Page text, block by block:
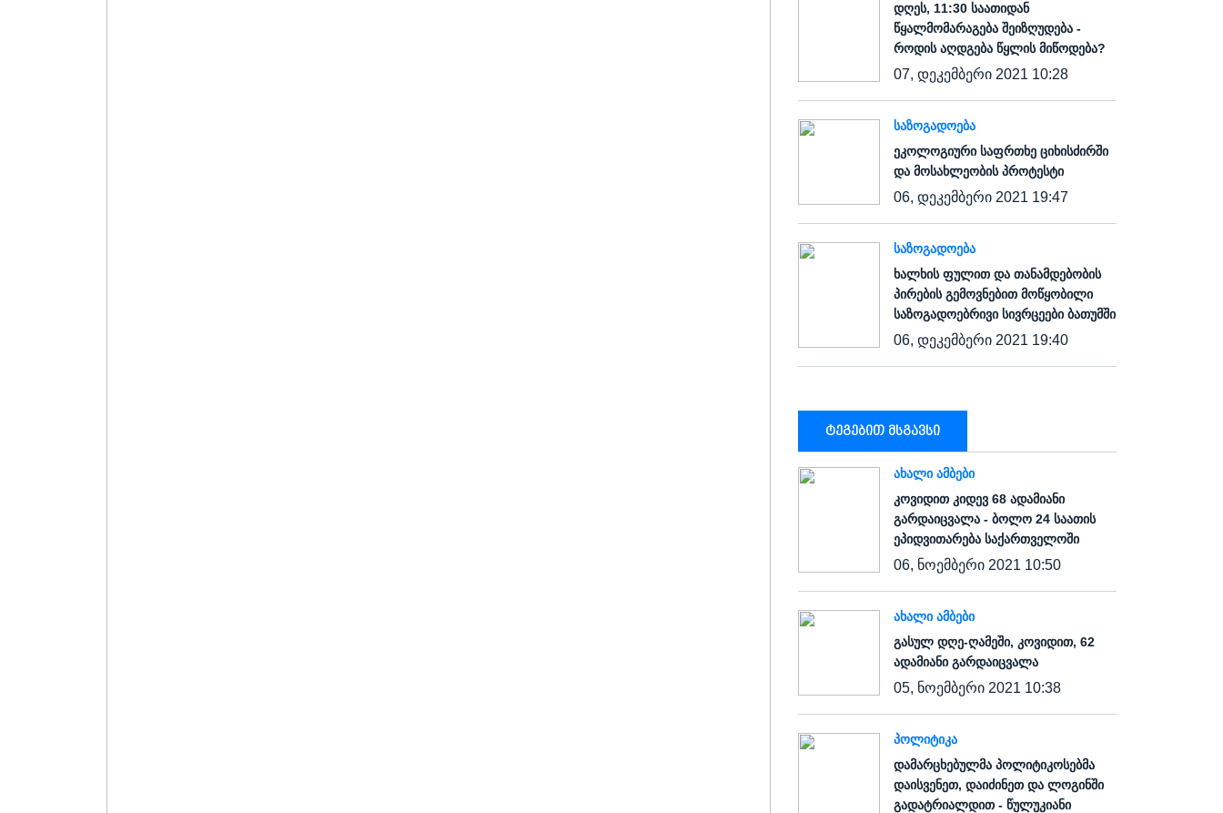
დღეს, 11:30 საათიდან
წყალმომარაგება შეიზღუდება -
როდის აღდგება წყლის მიწოდება?
07, დეკემბერი 2021 10:28
ᲡᲐᲖᲝᲒᲐᲓᲝᲔᲑᲐ
ეკოლოგიური საფრთხე ციხისძირში
და მოსახლეობის პროტესტი
06, დეკემბერი 2021 19:47
ᲡᲐᲖᲝᲒᲐᲓᲝᲔᲑᲐ
ხალხის ფულით და თანამდებობის
პირების გემოვნებით მოწყობილი
საზოგადოებრივი სივრცეები ბათუმში
06, დეკემბერი 2021 19:40
ტეგებით მსგავსი
ᲐᲮᲐᲚᲘ ᲐᲛᲑᲔᲑᲘ
კოვიდით კიდევ 68 ადამიანი
გარდაიცვალა - ბოლო 24 საათის
ეპიდვითარება საქართველოში
06, ნოემბერი 2021 10:50
ᲐᲮᲐᲚᲘ ᲐᲛᲑᲔᲑᲘ
გასულ დღე-ღამეში, კოვიდით, 62
ადამიანი გარდაიცვალა
05, ნოემბერი 2021 10:38
ᲞᲝᲚᲘᲢᲘᲙᲐ
დამარცხებულმა პოლიტიკოსებმა
დაისვენეთ, დაიძინეთ და ლოგინში
გადატრიალდით - წულუკიანი